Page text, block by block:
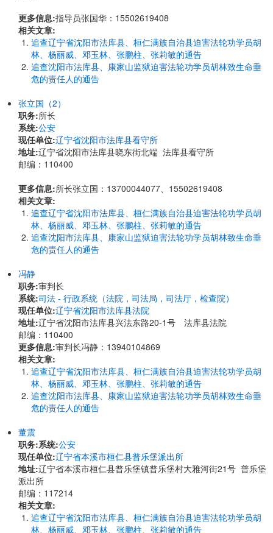
更多信息:指导员张国华：15502619408
相关文章:
追查辽宁省沈阳市法库县、桓仁满族自治县迫害法轮功学员胡
林、杨丽威、邓玉林、张鹏柱、张莉敏的通告
追查沈阳市法库县、康家山监狱迫害法轮功学员胡林致生命垂
危的责任人的通告
张立国（2）
职务:所长
系统:公安
现任单位:辽宁省沈阳市法库县看守所
地址:辽宁省沈阳市法库县晓东街北端 法库县看守所
邮编：110400
更多信息:所长张立国：13700044077、15502619408
相关文章:
追查辽宁省沈阳市法库县、桓仁满族自治县迫害法轮功学员胡
林、杨丽威、邓玉林、张鹏柱、张莉敏的通告
追查沈阳市法库县、康家山监狱迫害法轮功学员胡林致生命垂
危的责任人的通告
冯静
职务:审判长
系统:司法 - 行政系统（法院，司法局，司法厅，检查院）
现任单位:辽宁省沈阳市法库县法院
地址:辽宁省沈阳市法库县兴法东路20-1号 法库县法院
邮编：110400
更多信息:审判长冯静：13940104869
相关文章:
追查辽宁省沈阳市法库县、桓仁满族自治县迫害法轮功学员胡
林、杨丽威、邓玉林、张鹏柱、张莉敏的通告
追查沈阳市法库县、康家山监狱迫害法轮功学员胡林致生命垂
危的责任人的通告
董震
职务:系统:公安
现任单位:辽宁省本溪市桓仁县普乐堡派出所
地址:辽宁省本溪市桓仁县普乐堡镇普乐堡村大雅河街21号 普乐堡
派出所
邮编：117214
相关文章:
追查辽宁省沈阳市法库县、桓仁满族自治县迫害法轮功学员胡
林、杨丽威、邓玉林、张鹏柱、张莉敏的通告